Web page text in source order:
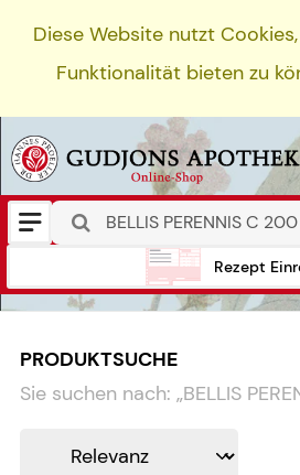
Diese Website nutzt
Funktionalität bieten zu
Rezept
PRODUKTSUCHE
Sie suchen nach: „BELLIS